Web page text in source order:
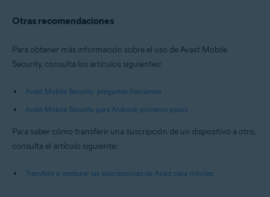
Otras recomendaciones
Para obtener más información sobre el uso de Avast Mobile
Security, consulta los artículos siguientes:
Avast Mobile Security: preguntas frecuentes
Avast Mobile Security para Android: primeros pasos
Para saber cómo transferir una suscripción de un dispositivo a otro,
consulta el artículo siguiente:
Transferir o restaurar las suscripciones de Avast para móviles